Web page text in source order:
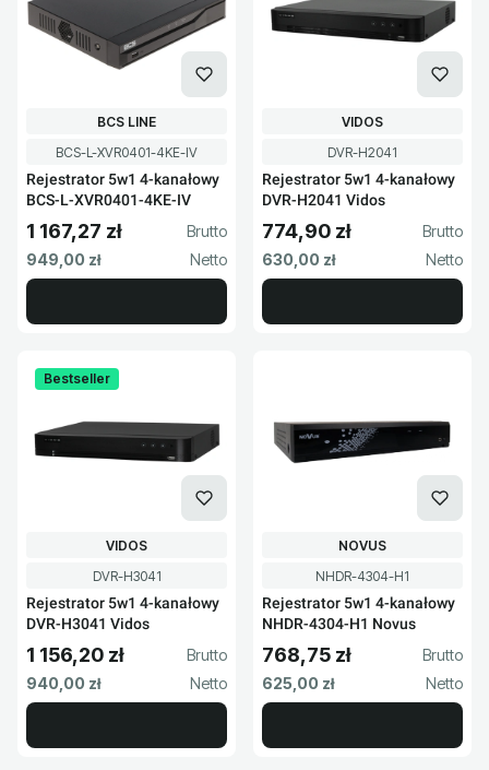
Kod produktu
BCS-L-XVR0401-4KE-IV
Rejestrator 5w1 4-kanałowy
BCS-L-XVR0401-4KE-IV
PRODUCENT
BCS LINE
Cena brutto
1 167,27 zł
Cena netto
949,00 zł
Kod produktu
DVR-H2041
Rejestrator 5w1 4-kanałowy
DVR-H2041 Vidos
PRODUCENT
VIDOS
Cena brutto
774,90 zł
Cena netto
630,00 zł
Bestseller
Kod produktu
DVR-H3041
Rejestrator 5w1 4-kanałowy
DVR-H3041 Vidos
PRODUCENT
VIDOS
Cena brutto
1 156,20 zł
Cena netto
940,00 zł
Kod produktu
NHDR-4304-H1
Rejestrator 5w1 4-kanałowy
NHDR-4304-H1 Novus
PRODUCENT
NOVUS
Cena brutto
768,75 zł
Cena netto
625,00 zł